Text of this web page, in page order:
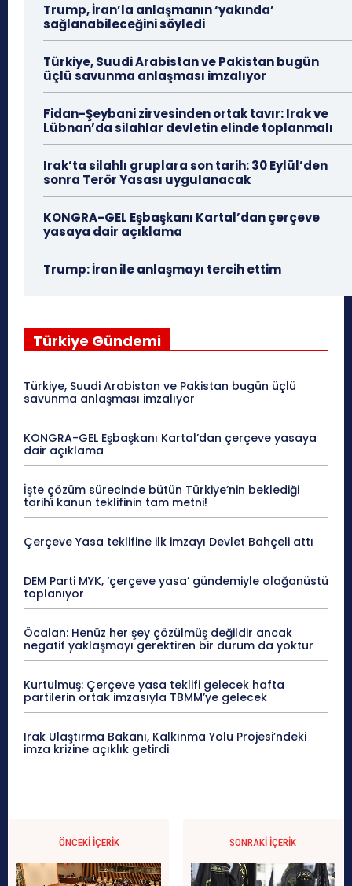
Trump, İran’la anlaşmanın ‘yakında’
sağlanabileceğini söyledi
Türkiye, Suudi Arabistan ve Pakistan bugün
üçlü savunma anlaşması imzalıyor
Fidan-Şeybani zirvesinden ortak tavır: Irak ve
Lübnan’da silahlar devletin elinde toplanmalı
Irak’ta silahlı gruplara son tarih: 30 Eylül’den
sonra Terör Yasası uygulanacak
KONGRA-GEL Eşbaşkanı Kartal’dan çerçeve
yasaya dair açıklama
Trump: İran ile anlaşmayı tercih ettim
Türkiye Gündemi
Türkiye, Suudi Arabistan ve Pakistan bugün üçlü
savunma anlaşması imzalıyor
KONGRA-GEL Eşbaşkanı Kartal’dan çerçeve yasaya
dair açıklama
İşte çözüm sürecinde bütün Türkiye’nin beklediği
tarihî kanun teklifinin tam metni!
Çerçeve Yasa teklifine ilk imzayı Devlet Bahçeli attı
DEM Parti MYK, ‘çerçeve yasa’ gündemiyle olağanüstü
toplanıyor
Öcalan: Henüz her şey çözülmüş değildir ancak
negatif yaklaşmayı gerektiren bir durum da yoktur
Kurtulmuş: Çerçeve yasa teklifi gelecek hafta
partilerin ortak imzasıyla TBMM’ye gelecek
Irak Ulaştırma Bakanı, Kalkınma Yolu Projesi’ndeki
imza krizine açıklık getirdi
ÖNCEKI İÇERIK SONRAKI İÇERIK